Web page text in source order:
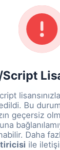
Bu
geçersiz
Daha
ile